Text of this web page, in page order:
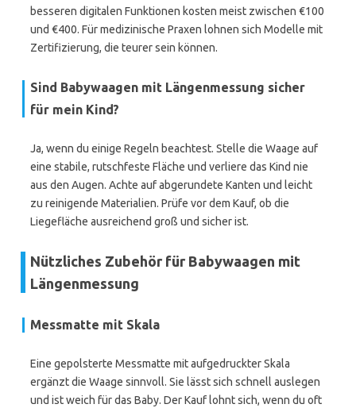
besseren digitalen Funktionen kosten meist zwischen €100
und €400. Für medizinische Praxen lohnen sich Modelle mit
Zertifizierung, die teurer sein können.
Sind Babywaagen mit Längenmessung sicher
für mein Kind?
Ja, wenn du einige Regeln beachtest. Stelle die Waage auf
eine stabile, rutschfeste Fläche und verliere das Kind nie
aus den Augen. Achte auf abgerundete Kanten und leicht
zu reinigende Materialien. Prüfe vor dem Kauf, ob die
Liegefläche ausreichend groß und sicher ist.
Nützliches Zubehör für Babywaagen mit
Längenmessung
Messmatte mit Skala
Eine gepolsterte Messmatte mit aufgedruckter Skala
ergänzt die Waage sinnvoll. Sie lässt sich schnell auslegen
und ist weich für das Baby. Der Kauf lohnt sich, wenn du oft